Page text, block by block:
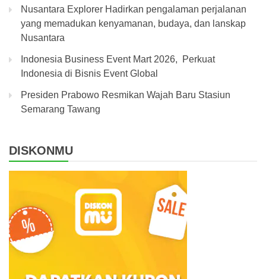
Nusantara Explorer Hadirkan pengalaman perjalanan
yang memadukan kenyamanan, budaya, dan lanskap
Nusantara
Indonesia Business Event Mart 2026, Perkuat
Indonesia di Bisnis Event Global
Presiden Prabowo Resmikan Wajah Baru Stasiun
Semarang Tawang
DISKONMU